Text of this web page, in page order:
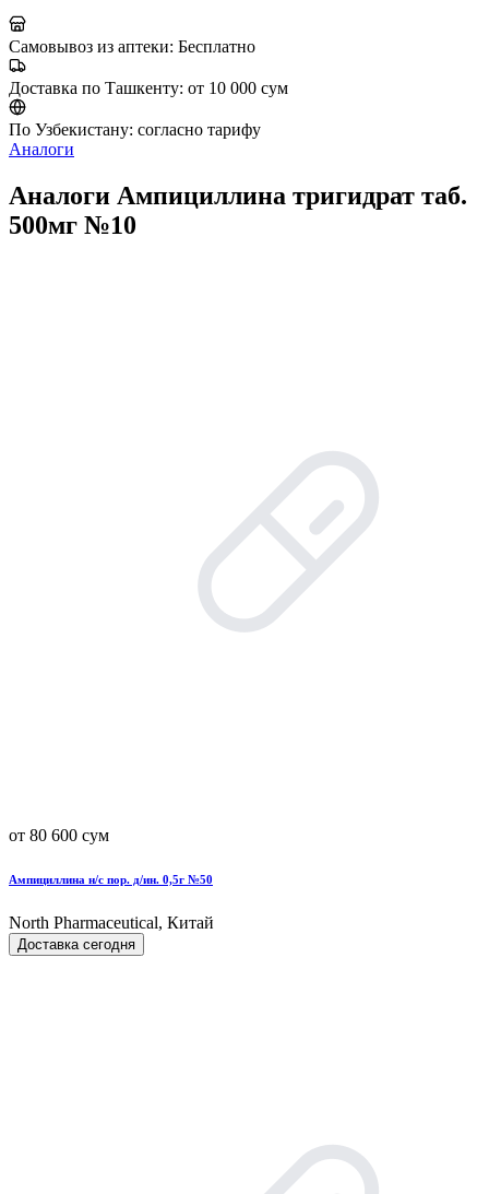
Самовывоз из аптеки: Бесплатно
Доставка по Ташкенту: от 10 000 сум
По Узбекистану: согласно тарифу
Аналоги
Аналоги Ампициллина тригидрат таб.
500мг №10
от 80 600 сум
Ампициллина н/с пор. д/ин. 0,5г №50
North Pharmaceutical, Китай
Доставка сегодня